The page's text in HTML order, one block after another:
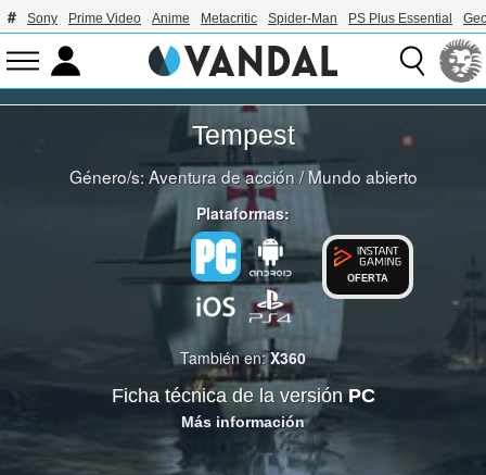
Sony Prime Video Anime Metacritic Spider-Man PS Plus Essential
Tempest
Género/s: Aventura de acción/Mundo abierto
Plataformas:
OFERTA
También en:X360
Ficha técnica de la versiónPC
Más información